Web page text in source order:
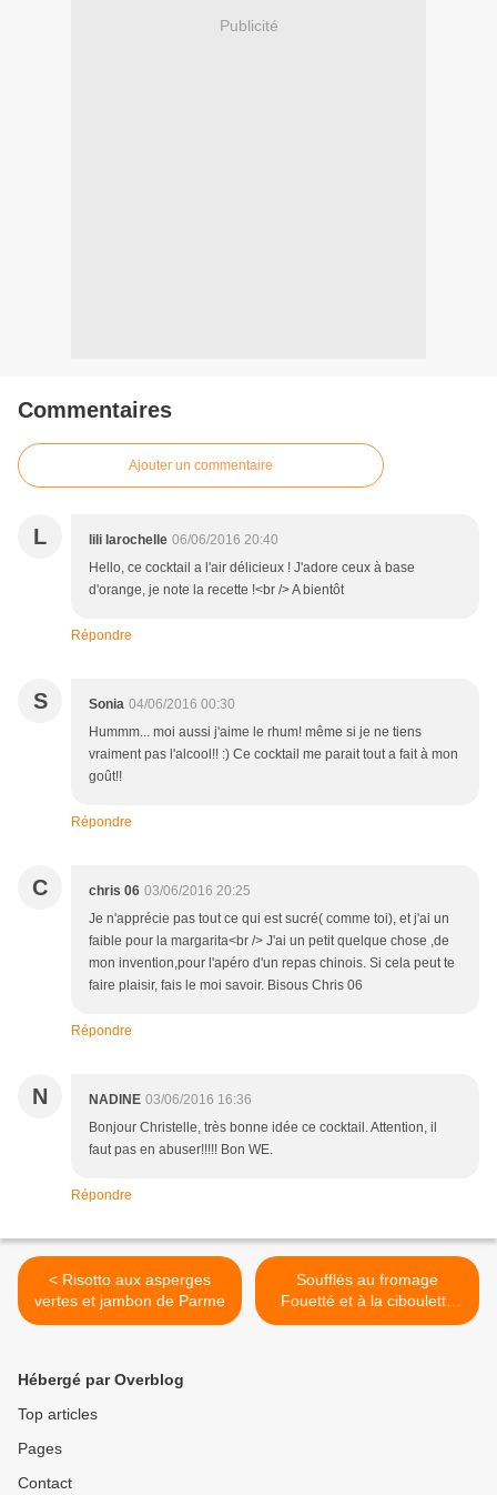
Publicité
Commentaires
Ajouter un commentaire
L lili larochelle 06/06/2016 20:40
Hello, ce cocktail a l'air délicieux ! J'adore ceux à base
d'orange, je note la recette !<br /> A bientôt
Répondre
S Sonia 04/06/2016 00:30
Hummm... moi aussi j'aime le rhum! même si je ne tiens
vraiment pas l'alcool!! :) Ce cocktail me parait tout a fait à mon
goût!!
Répondre
C chris 06 03/06/2016 20:25
Je n'apprécie pas tout ce qui est sucré( comme toi), et j'ai un
faible pour la margarita<br /> J'ai un petit quelque chose ,de
mon invention,pour l'apéro d'un repas chinois. Si cela peut te
faire plaisir, fais le moi savoir. Bisous Chris 06
Répondre
N NADINE 03/06/2016 16:36
Bonjour Christelle, très bonne idée ce cocktail. Attention, il
faut pas en abuser!!!!! Bon WE.
Répondre
< Risotto aux asperges
vertes et jambon de Parme
Soufflés au fromage
Fouetté et à la ciboulette
#Concours Inside >
Hébergé par Overblog
Top articles
Pages
Contact